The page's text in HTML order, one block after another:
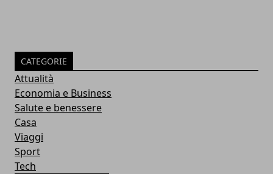
CATEGORIE
Attualità
Economia e Business
Salute e benessere
Casa
Viaggi
Sport
Tech